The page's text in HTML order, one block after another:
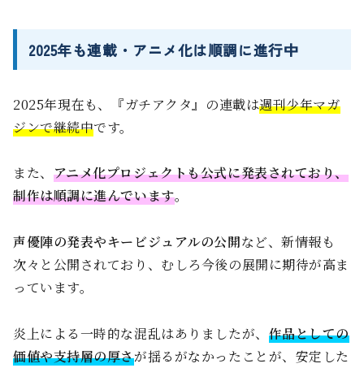
2025年も連載・アニメ化は順調に進行中
2025年現在も、『ガチアクタ』の連載は週刊少年マガ
ジンで継続中です。
また、 アニメ化プロジェクトも公式に発表されており、
制作は順調に進んでいます。
声優陣の発表やキービジュアルの公開など、新情報も
次々と公開されており、むしろ今後の展開に期待が高ま
っています。
炎上による一時的な混乱はありましたが、 作品としての
価値や支持層の厚さが揺るがなかったことが、安定した